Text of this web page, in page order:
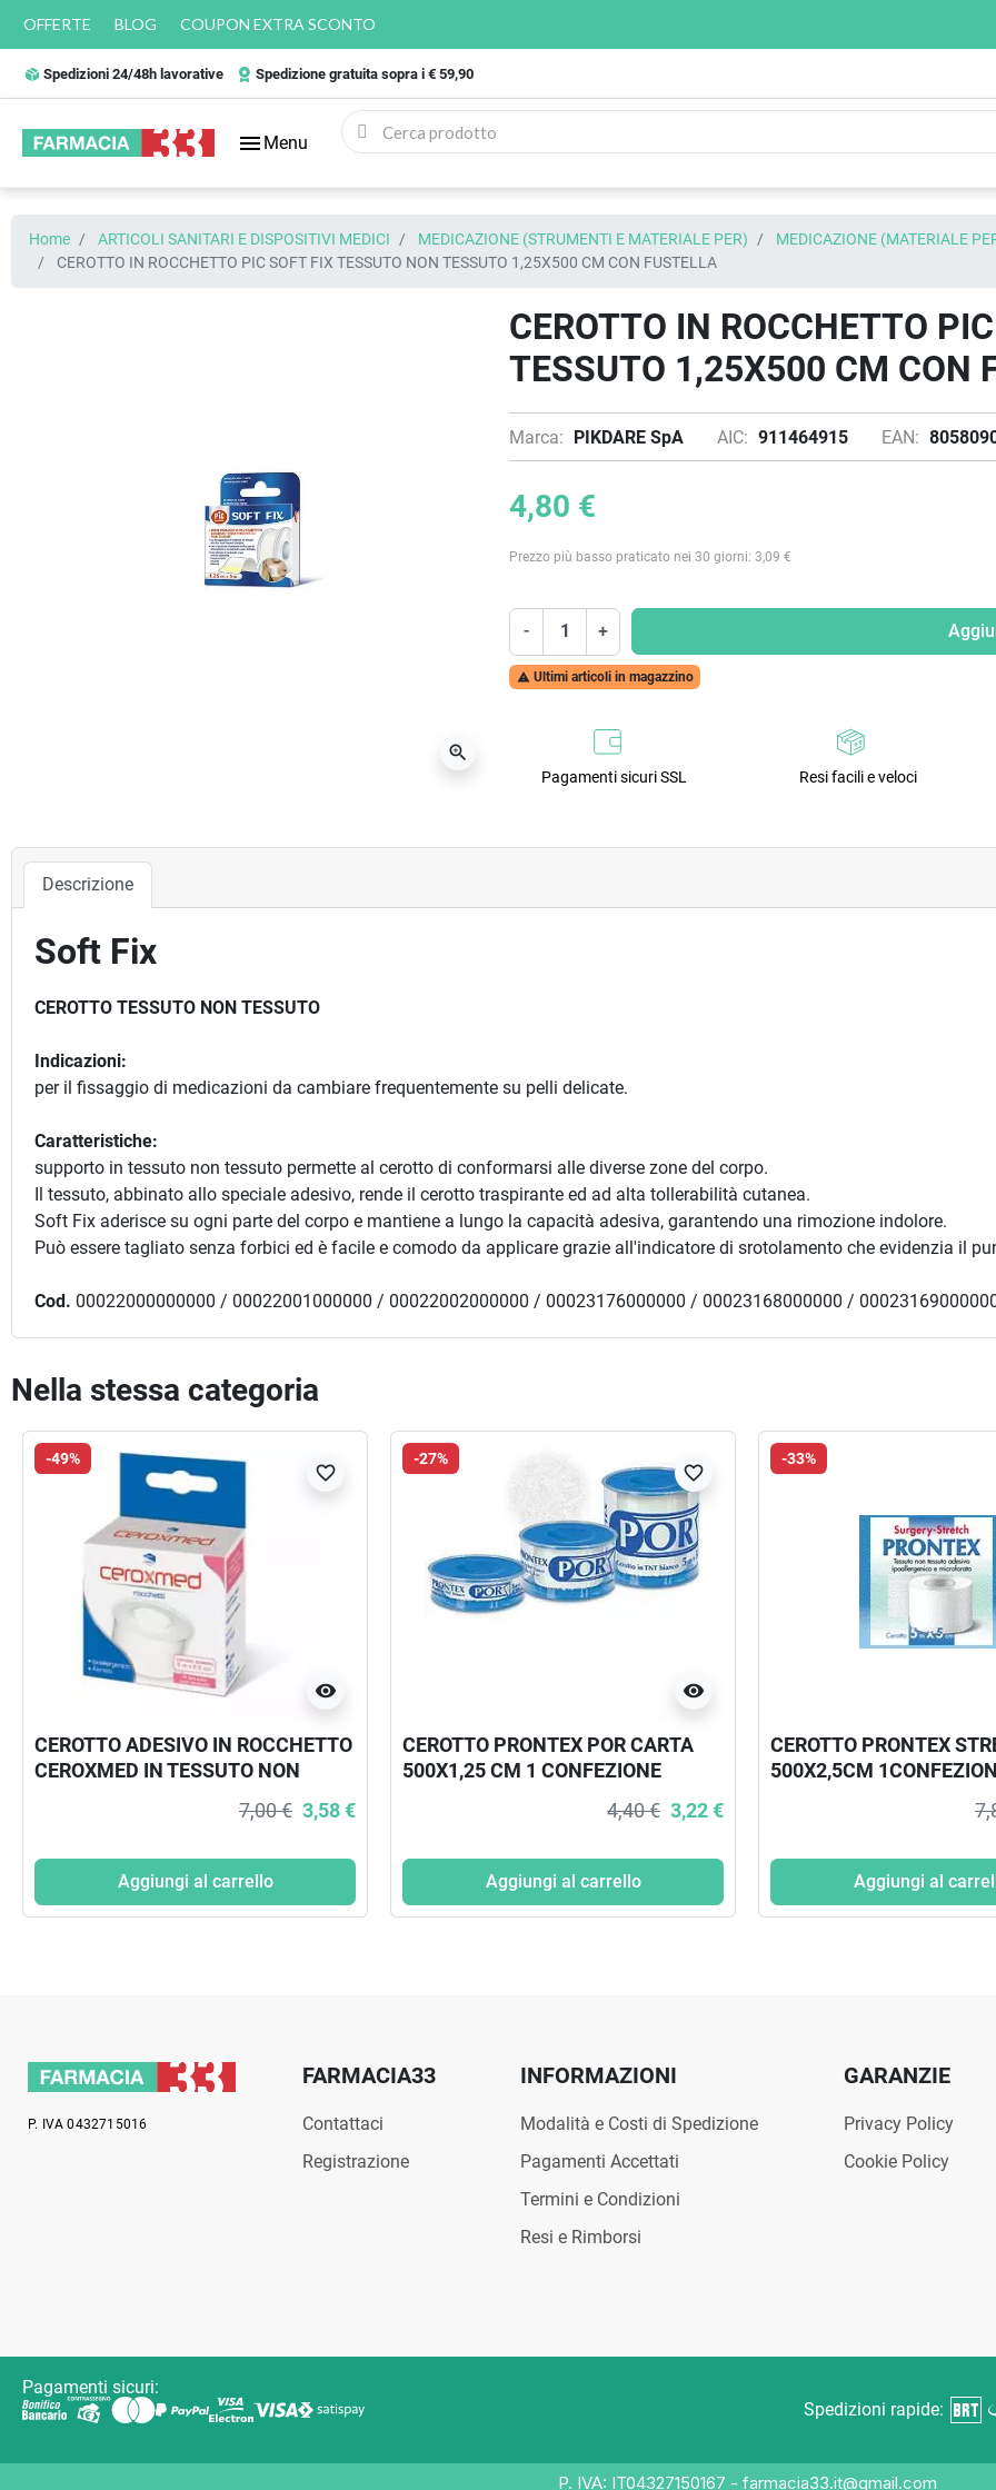
OFFERTE BLOG COUPON EXTRA SCONTO
Spedizioni 24/48h lavorative Spedizione gratuita sopra i € 59,90
menu Menu
Home ARTICOLI SANITARI E DISPOSITIVI MEDICI MEDICAZIONE (STRUMENTI E MATERIALE PER) MEDICAZIONE (MATERIALE
CEROTTO IN ROCCHETTO PIC SOFT FIX TESSUTO NON TESSUTO 1,25X500 CM CON FUSTELLA
zoom_in
CEROTTO IN ROCCHETTO
TESSUTO 1,25X500 CM CON
Marca: PIKDARE SpA AIC: 911464915 EAN:
4,80 €
Prezzo più basso praticato nei 30 giorni: 3,09 €
- +
 Ultimi articoli in magazzino
Pagamenti sicuri SSL Resi facili e veloci
Descrizione
Soft Fix
CEROTTO TESSUTO NON TESSUTO
Indicazioni:
per il fissaggio di medicazioni da cambiare frequentemente su pelli delicate.
Caratteristiche:
supporto in tessuto non tessuto permette al cerotto di conformarsi alle diverse zone del corpo.
Il tessuto, abbinato allo speciale adesivo, rende il cerotto traspirante ed ad alta tollerabilità cutanea.
Soft Fix aderisce su ogni parte del corpo e mantiene a lungo la capacità adesiva, garantendo una rimozione indolore.
Può essere tagliato senza forbici ed è facile e comodo da applicare grazie all'indicatore di srotolamento che evidenzia il
Cod. 00022000000000 / 00022001000000 / 00022002000000 / 00023176000000 / 00023168000000 /
Nella stessa categoria
-49%
visibility
favorite_border
CEROTTO ADESIVO IN ROCCHETTO
CEROXMED IN TESSUTO NON
IPOALLERGENICO BIANCO 500X2,5
7,00 € 3,58 €
Aggiungi al carrello
-27%
visibility
favorite_border
CEROTTO PRONTEX POR CARTA
500X1,25 CM 1 CONFEZIONE
4,40 € 3,22 €
Aggiungi al carrello
-33%
CEROTTO PRONTEX
500X2,5CM
Aggiungi al
P. IVA 0432715016
FARMACIA33
Contattaci
Registrazione
INFORMAZIONI
Modalità e Costi di Spedizione
Pagamenti Accettati
Termini e Condizioni
Resi e Rimborsi
GARANZIE
Privacy Policy
Cookie Policy
Pagamenti sicuri:
Spedizioni rapide:
P. IVA: IT04327150167 - farmacia33.it@gmail.com